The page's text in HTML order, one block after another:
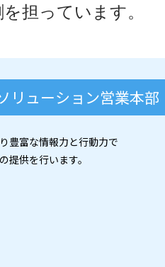
担っています。
リューション営業本部
豊富な情報力と行動力で
提供を行います。